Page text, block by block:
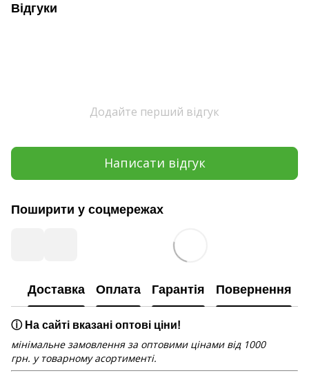
Відгуки
Додайте перший відгук
Написати відгук
Поширити у соцмережах
Доставка Оплата Гарантія Повернення
ⓘ На сайті вказані оптові ціни!
мінімальне замовлення за оптовими цінами від 1000
грн. у товарному асортименті.